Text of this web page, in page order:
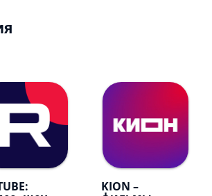
KION –